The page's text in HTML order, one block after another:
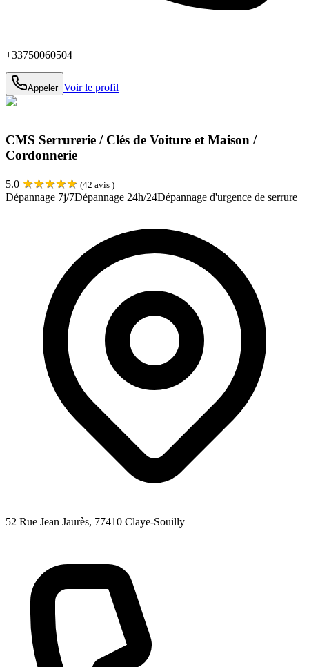
+33750060504
Appeler Voir le profil
CMS Serrurerie / Clés de Voiture et Maison /
Cordonnerie
5.0 ★★★★★ (42 avis )
Dépannage 7j/7Dépannage 24h/24Dépannage d'urgence de serrure
52 Rue Jean Jaurès, 77410 Claye-Souilly